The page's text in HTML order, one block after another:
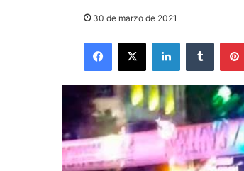
30 de marzo de 2021
Facebook
X LinkedInTumblr